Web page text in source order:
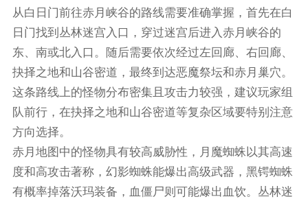
从白日门前往赤月峡谷的路线需要准确掌握，首先在白
日门找到丛林迷宫入口，穿过迷宫后进入赤月峡谷的
东、南或北入口。随后需要依次经过左回廊、右回廊、
抉择之地和山谷密道，最终到达恶魔祭坛和赤月巢穴。
这条路线上的怪物分布密集且攻击力较强，建议玩家组
队前行，在抉择之地和山谷密道等复杂区域要特别注意
方向选择。
赤月地图中的怪物具有较高威胁性，月魔蜘蛛以其高速
度和高攻击著称，幻影蜘蛛能爆出高级武器，黑锷蜘蛛
有概率掉落沃玛装备，血僵尸则可能爆出血饮。丛林迷